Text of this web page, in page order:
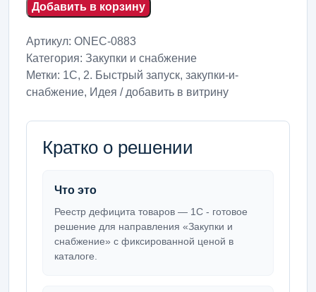
Добавить в корзину
Артикул: ONEC-0883
Категория: Закупки и снабжение
Метки: 1С, 2. Быстрый запуск, закупки-и-
снабжение, Идея / добавить в витрину
Кратко о решении
Что это
Реестр дефицита товаров — 1С - готовое
решение для направления «Закупки и
снабжение» с фиксированной ценой в
каталоге.